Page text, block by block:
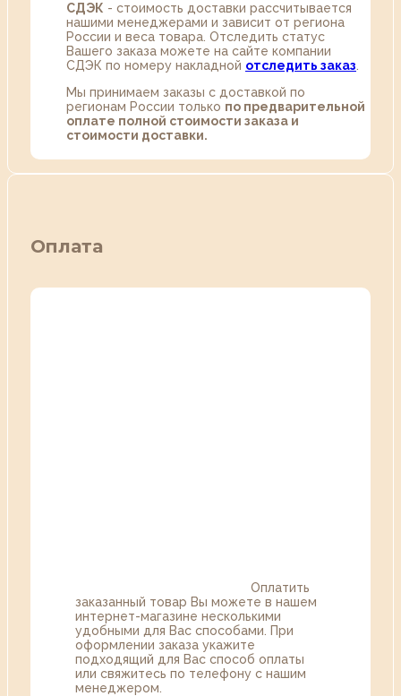
СДЭК - стоимость доставки рассчитывается
нашими менеджерами и зависит от региона
России и веса товара. Отследить статус
Вашего заказа можете на сайте компании
СДЭК по номеру накладной отследить заказ
Мы принимаем заказы с доставкой по
регионам России только по предварительной
оплате полной стоимости заказа и
стоимости доставки.
Оплата
Оплатить
заказанный товар Вы можете в нашем
интернет-магазине несколькими
удобными для Вас способами. При
оформлении заказа укажите
подходящий для Вас способ оплаты
или свяжитесь по телефону с нашим
менеджером.